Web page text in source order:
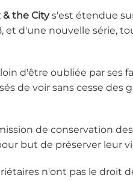
& the Citys'est étendue
et d'une nouvelle série,
d'être oubliée par ses
de voir sans cesse des
de conservation
but de préserver leur
n'ont pas le droit